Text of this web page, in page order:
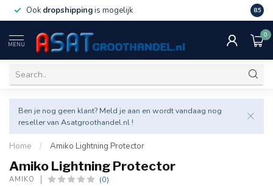
Ook dropshippingis mogelijk Veel
8.5
MENU
0
Ben je nog geen klant? Meld je aan en wordt vandaag nog
reseller van Asatgroothandel.nl !
Home / Amiko Lightning Protector
Amiko Lightning Protector
AMIKO (0)